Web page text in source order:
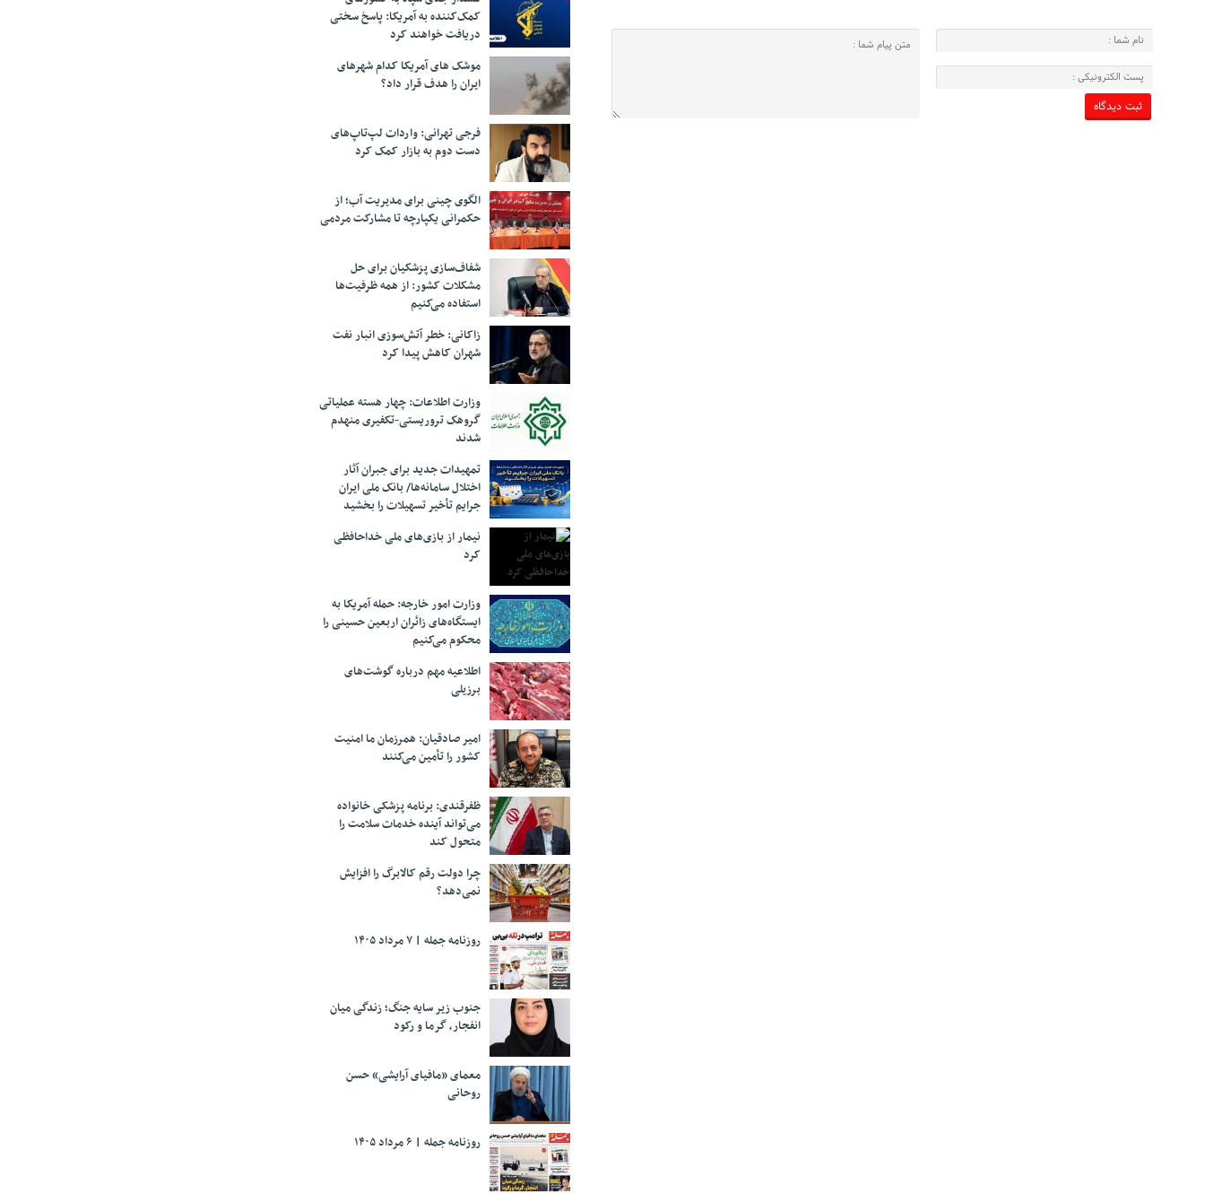
کمک‌کننده به آمریکا: پاسخ سختی
دریافت خواهند کرد
موشک های آمریکا کدام شهرهای
ایران را هدف قرار داد؟
فرجی تهرانی: واردات لپ‌تاپ‌های
دست دوم به بازار کمک کرد
الگوی چینی برای مدیریت آب؛ از
حکمرانی یکپارچه تا مشارکت مردمی
شفاف‌سازی پزشکیان برای حل
مشکلات کشور: از همه ظرفیت‌ها
استفاده می‌کنیم
زاکانی: خطر آتش‌سوزی انبار نفت
شهران کاهش پیدا کرد
وزارت اطلاعات: چهار هسته‌ عملیاتی
گروهک‌ تروریستی-تکفیری منهدم
شدند
تمهیدات جدید برای جبران آثار
اختلال سامانه‌ها/ بانک ملی ایران
جرایم تأخیر تسهیلات را بخشید
نیمار از بازی‌های ملی خداحافظی
کرد
وزارت امور خارجه: حمله آمریکا به
ایستگاه‌های زائران اربعین حسینی را
محکوم می‌کنیم
اطلاعیه مهم درباره گوشت‌های
برزیلی
امیر صادقیان: همرزمان ما امنیت
کشور را تأمین می‌کنند
ظفرقندی: برنامه پزشکی خانواده
می‌تواند آینده خدمات سلامت را
متحول کند
چرا دولت رقم کالابرگ را افزایش
نمی‌دهد؟
روزنامه جمله | ۷ مرداد ۱۴۰۵
جنوب زیر سایه جنگ؛ زندگی میان
انفجار، گرما و رکود
معمای «مافیای آرایشی» حسن
روحانی
روزنامه جمله | ۶ مرداد ۱۴۰۵